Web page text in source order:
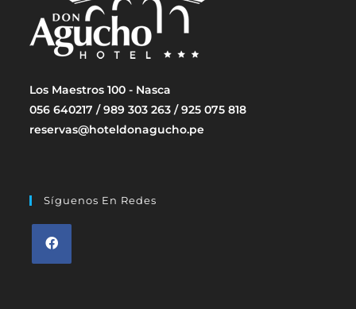
Los Maestros 100 - Nasca
056 640217 / 989 303 263 / 925 075 818
reservas@hoteldonagucho.pe
Síguenos En Redes